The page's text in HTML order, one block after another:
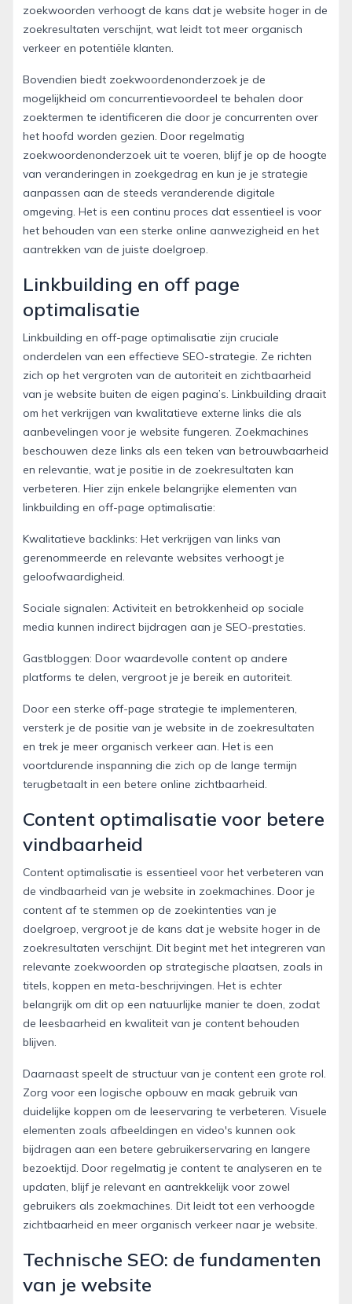
zoekwoorden verhoogt de kans dat je website hoger in de
zoekresultaten verschijnt, wat leidt tot meer organisch
verkeer en potentiële klanten.
Bovendien biedt zoekwoordenonderzoek je de
mogelijkheid om concurrentievoordeel te behalen door
zoektermen te identificeren die door je concurrenten over
het hoofd worden gezien. Door regelmatig
zoekwoordenonderzoek uit te voeren, blijf je op de hoogte
van veranderingen in zoekgedrag en kun je je strategie
aanpassen aan de steeds veranderende digitale
omgeving. Het is een continu proces dat essentieel is voor
het behouden van een sterke online aanwezigheid en het
aantrekken van de juiste doelgroep.
Linkbuilding en off page
optimalisatie
Linkbuilding en off-page optimalisatie zijn cruciale
onderdelen van een effectieve SEO-strategie. Ze richten
zich op het vergroten van de autoriteit en zichtbaarheid
van je website buiten de eigen pagina’s. Linkbuilding draait
om het verkrijgen van kwalitatieve externe links die als
aanbevelingen voor je website fungeren. Zoekmachines
beschouwen deze links als een teken van betrouwbaarheid
en relevantie, wat je positie in de zoekresultaten kan
verbeteren. Hier zijn enkele belangrijke elementen van
linkbuilding en off-page optimalisatie:
Kwalitatieve backlinks: Het verkrijgen van links van
gerenommeerde en relevante websites verhoogt je
geloofwaardigheid.
Sociale signalen: Activiteit en betrokkenheid op sociale
media kunnen indirect bijdragen aan je SEO-prestaties.
Gastbloggen: Door waardevolle content op andere
platforms te delen, vergroot je je bereik en autoriteit.
Door een sterke off-page strategie te implementeren,
versterk je de positie van je website in de zoekresultaten
en trek je meer organisch verkeer aan. Het is een
voortdurende inspanning die zich op de lange termijn
terugbetaalt in een betere online zichtbaarheid.
Content optimalisatie voor betere
vindbaarheid
Content optimalisatie is essentieel voor het verbeteren van
de vindbaarheid van je website in zoekmachines. Door je
content af te stemmen op de zoekintenties van je
doelgroep, vergroot je de kans dat je website hoger in de
zoekresultaten verschijnt. Dit begint met het integreren van
relevante zoekwoorden op strategische plaatsen, zoals in
titels, koppen en meta-beschrijvingen. Het is echter
belangrijk om dit op een natuurlijke manier te doen, zodat
de leesbaarheid en kwaliteit van je content behouden
blijven.
Daarnaast speelt de structuur van je content een grote rol.
Zorg voor een logische opbouw en maak gebruik van
duidelijke koppen om de leeservaring te verbeteren. Visuele
elementen zoals afbeeldingen en video's kunnen ook
bijdragen aan een betere gebruikerservaring en langere
bezoektijd. Door regelmatig je content te analyseren en te
updaten, blijf je relevant en aantrekkelijk voor zowel
gebruikers als zoekmachines. Dit leidt tot een verhoogde
zichtbaarheid en meer organisch verkeer naar je website.
Technische SEO: de fundamenten
van je website